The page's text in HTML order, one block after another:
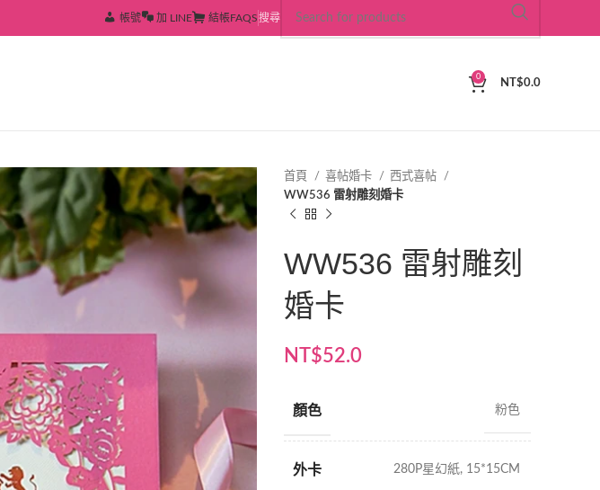
帳號 加 LINE 結帳FAQS搜尋
0
NT$0.0
首頁 喜帖婚卡
西式喜帖
WW536 雷射雕刻婚卡
WW536 雷射雕刻
婚卡
NT$52.0
顏色 粉色
外卡 280P星幻紙, 15*15CM